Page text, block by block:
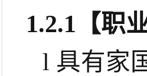
1.2.1 【职
l 具有家